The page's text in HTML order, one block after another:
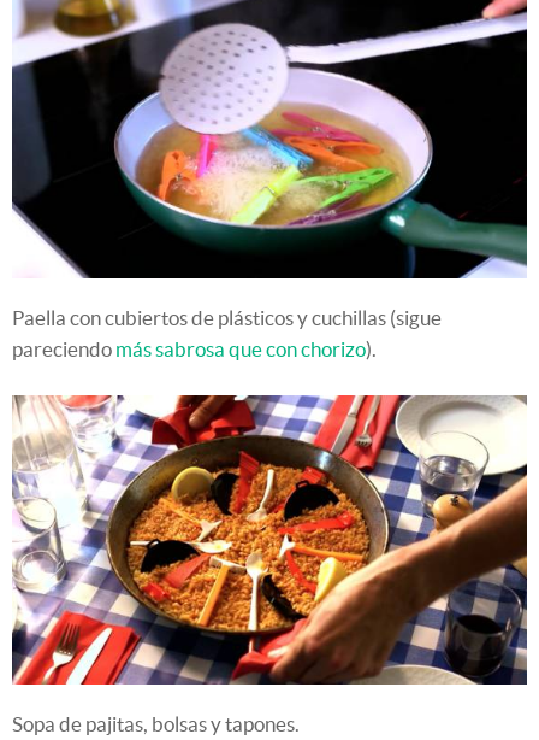
Paella con cubiertos de plásticos y cuchillas (sigue
pareciendo más sabrosa que con chorizo).
Sopa de pajitas, bolsas y tapones.